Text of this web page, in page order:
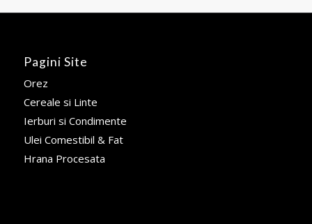
Pagini Site
Orez
Cereale si Linte
Ierburi si Condimente
Ulei Comestibil & Fat
Hrana Procesata